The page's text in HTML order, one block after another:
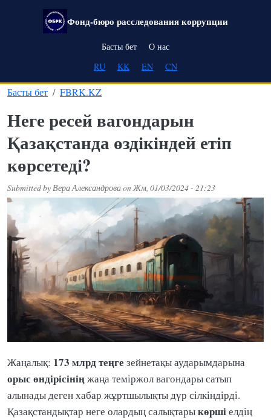
Skip to main content
Фонд-бюро расследования коррупции
Main navigation
Басты бет
О нас
RU
KK EN CN
Басты бет FBRK.KZ
Неге ресей вагондарын
Қазақстанда өздікіндей етіп
көрсетеді?
Submitted byВера АлександроваonЖм, 01/03/2024 - 21:23
Жаңалық: 173 млрд теңге зейнетақы аударымдарына
орыс өндірісініңжаңа теміржол вагондары сатып
алынады деген хабар жұртшылықты дүр сілкіндірді.
Қазақстандықтар неге олардың салықтарыкөршіелдің